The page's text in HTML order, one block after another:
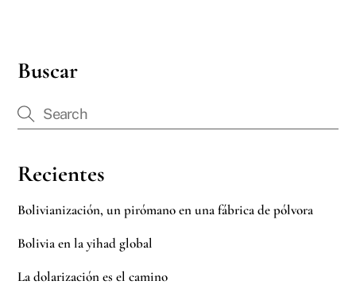
Buscar
Recientes
Bolivianización, un pirómano en una fábrica de pólvora
Bolivia en la yihad global
La dolarización es el camino